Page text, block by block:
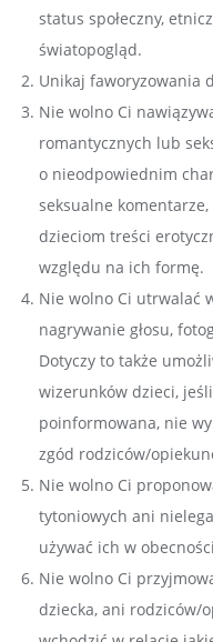
status społeczny,
światopogląd.
Unikaj faworyzowania
Nie wolno Ci
romantycznych lub
o nieodpowiednim
seksualne
dzieciom treści
względu na ich formę.
Nie wolno Ci utrwalać
nagrywanie głosu,
Dotyczy to także
wizerunków dzieci,
poinformowana, nie
zgód rodziców/
Nie wolno Ci
tytoniowych ani
używać ich w
Nie wolno Ci
dziecka, ani rodziców/